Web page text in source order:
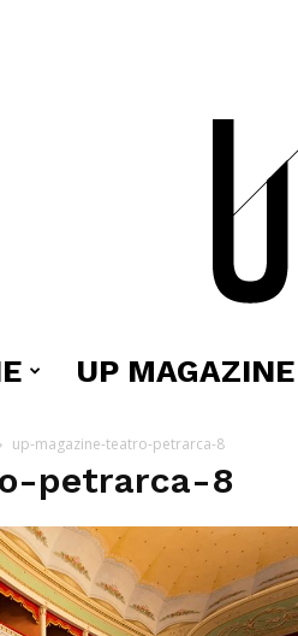
UP MAGAZINE
up-magazine-teatro-petrarca-8
petrarca-8